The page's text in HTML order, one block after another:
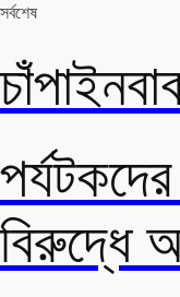
সর্বশেষ
বিরুদ্ধে